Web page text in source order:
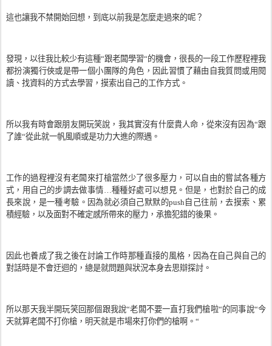
這也讓我不禁開始回想，到底以前我是怎麼走過來的呢？
發現，以往我比較少有這種“跟老闆學習“的機會，很長的一段工作歷程裡我
都扮演獨行俠或是帶一個小團隊的角色，因此習慣了藉由自我質問或用閱
讀、找資料的方式去學習，摸索出自己的工作方式。
所以我有時會跟朋友開玩笑說，我其實沒有什麼貴人命，從來沒有因為“跟
了誰“從此就一帆風順或是功力大進的際遇。
工作的過程裡沒有老闆來打槍當然少了很多壓力，可以自由的嘗試各種方
式，用自己的步調去做事情…種種好處可以想見。但是，也對於自己的成
長來說，是一種考驗。因為就必須自己默默的push 自己往前，去摸索、累
積經驗，以及面對不確定感所帶來的壓力，承擔犯錯的後果。
因此也養成了我之後在討論工作時那種直接的風格，因為在自己與自己的
對話時是不會迂迴的，總是就問題與狀況本身去思辯探討。
所以那天我半開玩笑回那個跟我說“老闆不要一直打我們槍啦“的同事說“今
天就算老闆不打你槍，明天就是市場來打你們的槍啊。“